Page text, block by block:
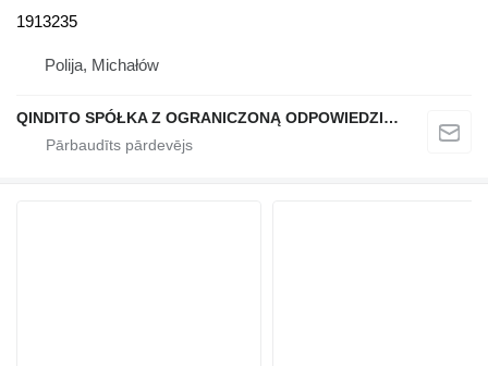
1913235
Polija, Michałów
QINDITO SPÓŁKA Z OGRANICZONĄ ODPOWIEDZIALNOŚCIĄ